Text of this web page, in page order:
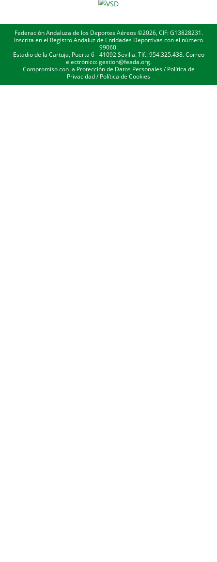
Federación Andaluza de los Deportes Aéreos ©2026, CIF: G13828231.
Inscrita en el Registro Andaluz de Entidades Deportivas con el número
99060.
Estadio de la Cartuja, Puerta 6 - 41092 Sevilla. Tlf.: 954.325.438. Correo
electrónico: gestion@feada.org.
Compromiso con la Protección de Datos Personales/Política de
Privacidad/Política de Cookies